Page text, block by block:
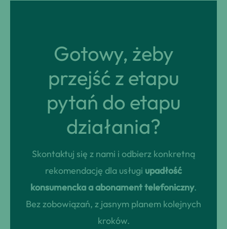
Gotowy, żeby
przejść z etapu
pytań do etapu
działania?
Skontaktuj się z nami i odbierz konkretną
rekomendację dla usługi upadłość
konsumencka a abonament telefoniczny.
Bez zobowiązań, z jasnym planem kolejnych
kroków.